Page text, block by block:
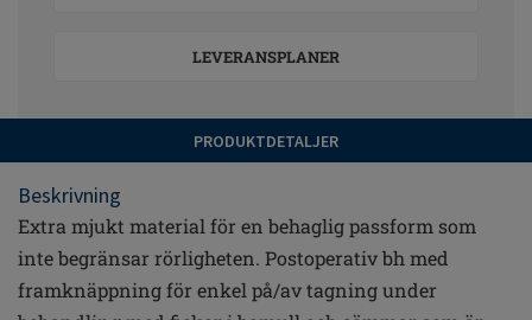
LEVERANSPLANER
PRODUKTDETALJER
Beskrivning
Extra mjukt material för en behaglig passform som
inte begränsar rörligheten. Postoperativ bh med
framknäppning för enkel på/av tagning under